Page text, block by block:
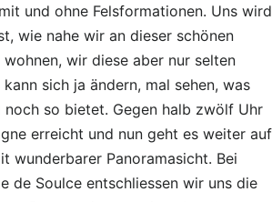
und ohne Felsformationen. Uns wird
wie nahe wir an dieser schönen
wir diese aber nur selten
sich ja ändern, mal sehen, was
noch so bietet. Gegen halb zwölf Uhr
erreicht und nun geht es weiter auf
wunderbarer Panoramasicht. Bei
de Soulce entschliessen wir uns die